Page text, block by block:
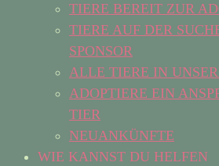
TIERE BEREIT ZUR
TIERE AUF DER
SPONSOR
ALLE TIERE IN
ADOPTIERE EIN
TIER
NEUANKÜNFTE
WIE KANNST DU HELFEN